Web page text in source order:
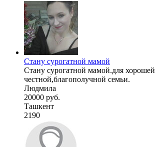
Стану сурогатной мамой
Стану сурогатной мамой.для хорошей
честной,благополучной семьи.
Людмила
20000 руб.
Ташкент
2190